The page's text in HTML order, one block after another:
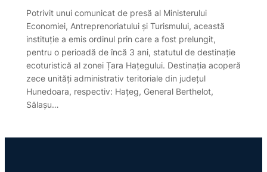
Potrivit unui comunicat de presă al Ministerului
Economiei, Antreprenoriatului și Turismului, această
instituție a emis ordinul prin care a fost prelungit,
pentru o perioadă de încă 3 ani, statutul de destinație
ecoturistică al zonei Țara Hațegului. Destinația acoperă
zece unități administrativ teritoriale din județul
Hunedoara, respectiv: Hațeg, General Berthelot,
Sălașu…